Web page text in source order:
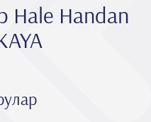
Hale Handan